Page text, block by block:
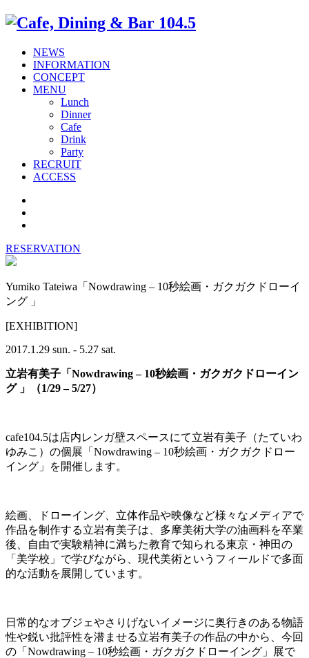
NEWS
INFORMATION
CONCEPT
MENU
Lunch
Dinner
Cafe
Drink
Party
RECRUIT
ACCESS
RESERVATION
Yumiko Tateiwa「Nowdrawing – 10秒絵画・ガクガクドローイ
ング 」
[EXHIBITION]
2017.1.29 sun. - 5.27 sat.
立岩有美子「Nowdrawing – 10秒絵画・ガクガクドローイン
グ 」（1/29 – 5/27）
cafe104.5は店内レンガ壁スペースにて立岩有美子（たていわ
ゆみこ）の個展「Nowdrawing – 10秒絵画・ガクガクドロー
イング」を開催します。
絵画、ドローイング、立体作品や映像など様々なメディアで
作品を制作する立岩有美子は、多摩美術大学の油画科を卒業
後、自由で実験精神に満ちた教育で知られる東京・神田の
「美学校」で学びながら、現代美術というフィールドで多面
的な活動を展開しています。
日常的なオブジェやさりげないイメージに奥行きのある物語
性や鋭い批評性を潜ませる立岩有美子の作品の中から、今回
の「Nowdrawing – 10秒絵画・ガクガクドローイング」展で